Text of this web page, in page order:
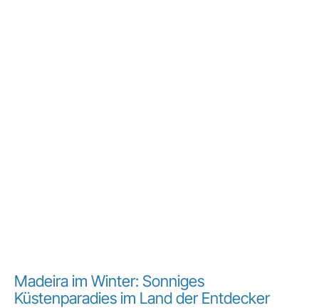
Madeira im Winter: Sonniges
Küstenparadies im Land der Entdecker